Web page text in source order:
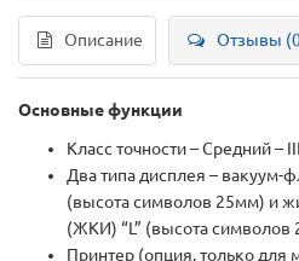
Описание Отзывы
Основные функции
Класс точности – Средний –
Два типа дисплея – вакуум-
(высота символов 25мм) и
(ЖКИ) “L” (высота символов
Принтер (опция, только для